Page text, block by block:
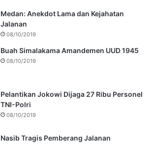
Medan: Anekdot Lama dan Kejahatan
Jalanan
08/10/2019
Buah Simalakama Amandemen UUD 1945
08/10/2019
Pelantikan Jokowi Dijaga 27 Ribu Personel
TNI-Polri
08/10/2019
Nasib Tragis Pemberang Jalanan